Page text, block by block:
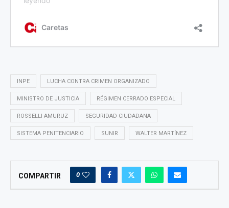
INPE LUCHA CONTRA CRIMEN ORGANIZADO
MINISTRO DE JUSTICIA RÉGIMEN CERRADO ESPECIAL
ROSSELLI AMURUZ SEGURIDAD CIUDADANA
SISTEMA PENITENCIARIO SUNIR WALTER MARTÍNEZ
COMPARTIR 0